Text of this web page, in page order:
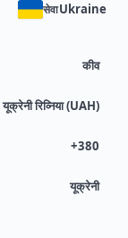
सेवाUkraine
कीव
यूक्रेनी रिव्निया (UAH)
+380
यूक्रेनी